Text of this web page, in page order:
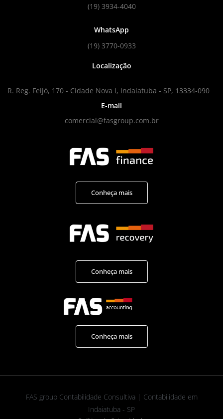
(19) 3934-4040
WhatsApp
(19) 3770-0933
Localização
R. Reg. Feijó, 170 - Cidade Nova I, Indaiatuba - SP, 13334-090
E-mail
comercial@fasgroup.com.br
Conheça mais
Conheça mais
Conheça mais
FAS group Contabilidade Consultiva | Contabilidade em
Indaiatuba - SP